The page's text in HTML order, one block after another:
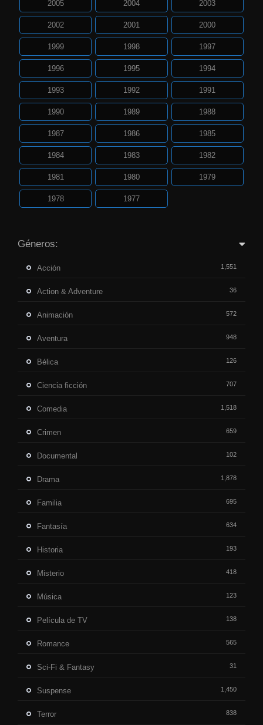
2005 2004 2003
2002 2001 2000
1999 1998 1997
1996 1995 1994
1993 1992 1991
1990 1989 1988
1987 1986 1985
1984 1983 1982
1981 1980 1979
1978 1977
Géneros:
Acción 1,551
Action & Adventure 36
Animación 572
Aventura 948
Bélica 126
Ciencia ficción 707
Comedia 1,518
Crimen 659
Documental 102
Drama 1,878
Familia 695
Fantasía 634
Historia 193
Misterio 418
Música 123
Película de TV 138
Romance 565
Sci-Fi & Fantasy 31
Suspense 1,450
Terror 838